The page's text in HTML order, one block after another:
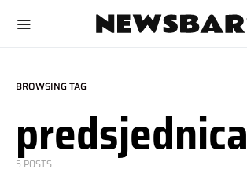
BROWSING TAG
predsjednica
5 POSTS